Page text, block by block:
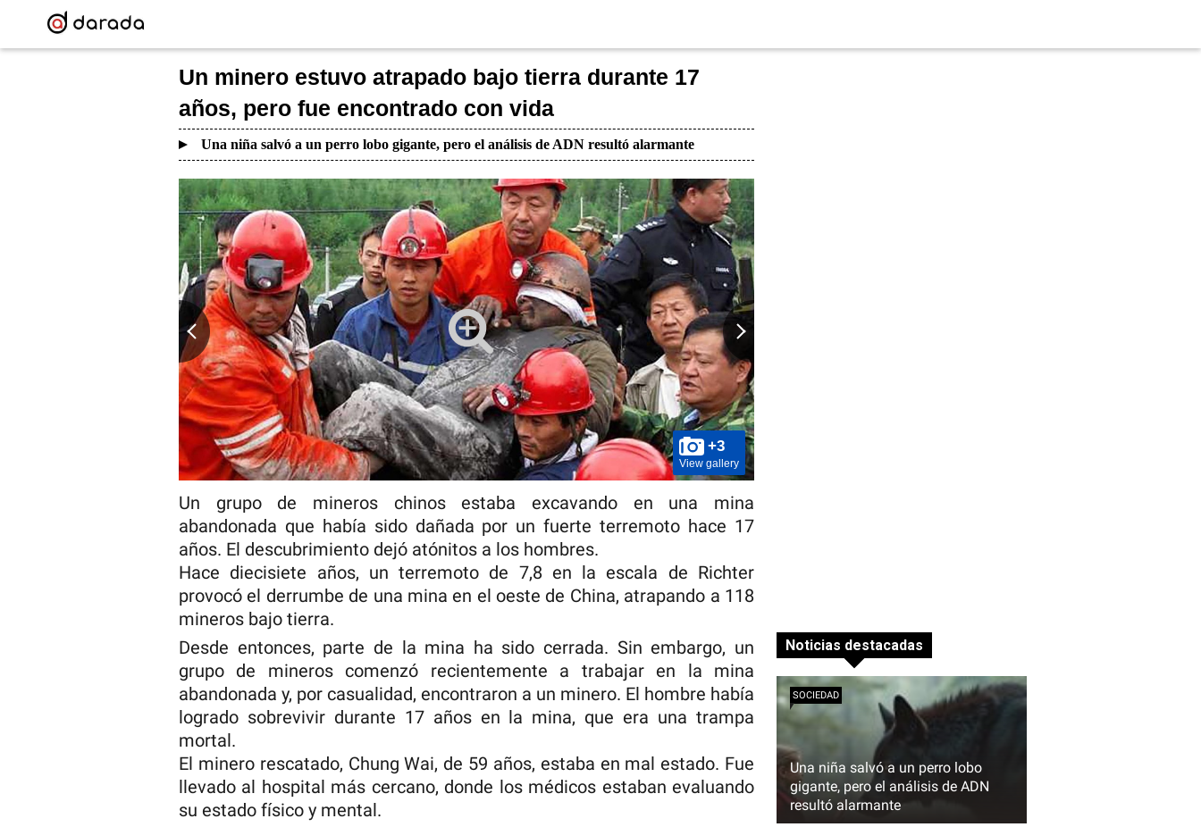
Un minero estuvo atrapado bajo tierra durante 17
años, pero fue encontrado con vida
Una niña salvó a un perro lobo gigante, pero el análisis de ADN resultó alarmante
+3
View gallery
Un grupo de mineros chinos estaba excavando en una mina
abandonada que había sido dañada por un fuerte terremoto hace 17
años. El descubrimiento dejó atónitos a los hombres.
Hace diecisiete años, un terremoto de 7,8 en la escala de Richter
provocó el derrumbe de una mina en el oeste de China, atrapando a 118
mineros bajo tierra.
Desde entonces, parte de la mina ha sido cerrada. Sin embargo, un
grupo de mineros comenzó recientemente a trabajar en la mina
abandonada y, por casualidad, encontraron a un minero. El hombre había
logrado sobrevivir durante 17 años en la mina, que era una trampa
mortal.
El minero rescatado, Chung Wai, de 59 años, estaba en mal estado. Fue
llevado al hospital más cercano, donde los médicos estaban evaluando
su estado físico y mental.
Noticias destacadas
Una niña salvó a un perro lobo
gigante, pero el análisis de ADN
resultó alarmante
SOCIEDAD